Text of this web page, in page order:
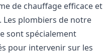
de chauffage efficace et
Les plombiers de notre
sont spécialement
pour intervenir sur les